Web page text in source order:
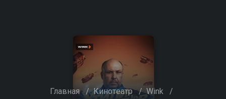
Главная / Кинотеатр / Wink /